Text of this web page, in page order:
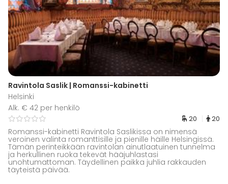
Ravintola Saslik | Romanssi-kabinetti
Helsinki
Alk. € 42 per henkilö
20 20
Romanssi-kabinetti Ravintola Saslikissa on nimensä
veroinen valinta romanttisille ja pienille häille Helsingissä.
Tämän perinteikkään ravintolan ainutlaatuinen tunnelma
ja herkullinen ruoka tekevät hääjuhlastasi
unohtumattoman. Täydellinen paikka juhlia rakkauden
täyteistä päivää.